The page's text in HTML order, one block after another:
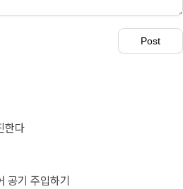
한다
공기 주입하기